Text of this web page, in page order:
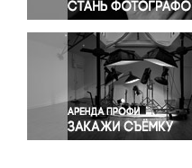
Религия
Светская жизнь
Спорт
Экология
Экономика и бизнес